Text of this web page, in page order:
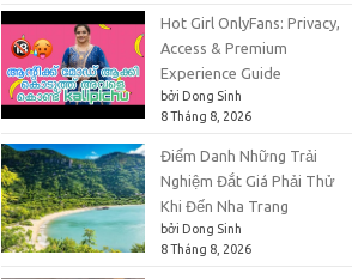
Hot Girl OnlyFans: Privacy,
Access & Premium
Experience Guide
bởi Dong Sinh
8 Tháng 8, 2026
Điểm Danh Những Trải
Nghiệm Đắt Giá Phải Thử
Khi Đến Nha Trang
bởi Dong Sinh
8 Tháng 8, 2026